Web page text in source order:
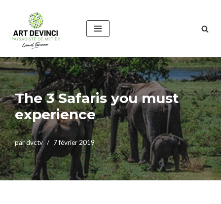
au
contenu
The 3 Safaris you must
experience
pardvctv 7 février 2019